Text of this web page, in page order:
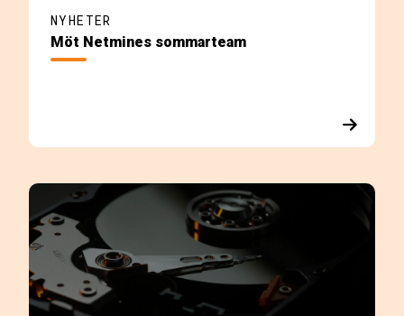
NYHETER
Möt Netmines sommarteam